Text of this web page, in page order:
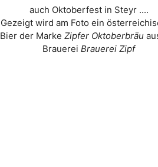
auch Oktoberfest in Steyr ....
Gezeigt wird am Foto ein
Bier der MarkeZipfer Oktoberbräu
BrauereiBrauerei Zipf